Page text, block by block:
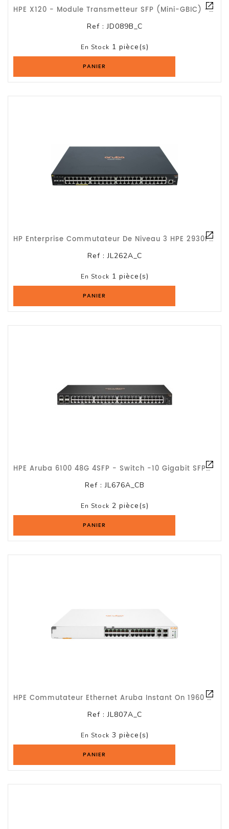
HPE X120 - Module Transmetteur SFP (mini-GBIC) - GigE - 1000Base-T - RJ-45 - Pou
Ref :JD089B_C
En Stock 1 pièce(s)
PANIER
HP Enterprise Commutateur De Niveau 3 HPE 2930F 48G PoE+ 4SFP 48 Ports Gérable -
Ref :JL262A_C
En Stock 1 pièce(s)
PANIER
HPE Aruba 6100 48G 4SFP - Switch -10 Gigabit SFP+ / Gar À Vie HPE
Ref :JL676A_CB
En Stock 2 pièce(s)
PANIER
HPE Commutateur Ethernet Aruba Instant On 1960 24 Ports Gérable - 10 Gigabit Eth
Ref :JL807A_C
En Stock 3 pièce(s)
PANIER